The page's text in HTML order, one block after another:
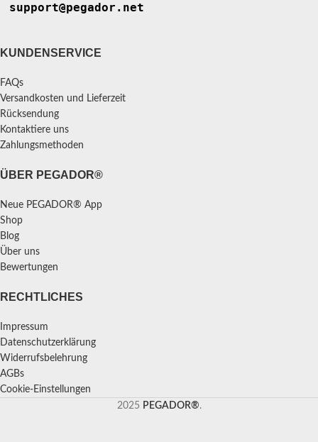
support@pegador.net
KUNDENSERVICE
FAQs
Versandkosten und Lieferzeit
Rücksendung
Kontaktiere uns
Zahlungsmethoden
ÜBER PEGADOR®
Neue PEGADOR® App
Shop
Blog
Über uns
Bewertungen
RECHTLICHES
Impressum
Datenschutzerklärung
Widerrufsbelehrung
AGBs
Cookie-Einstellungen
2025 PEGADOR®.